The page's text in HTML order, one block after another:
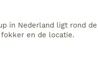
in Nederland ligt rond
en de locatie.